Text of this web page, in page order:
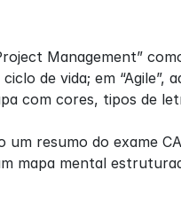
Management”
de vida; em
com cores, tipos de
resumo do exame
mapa mental